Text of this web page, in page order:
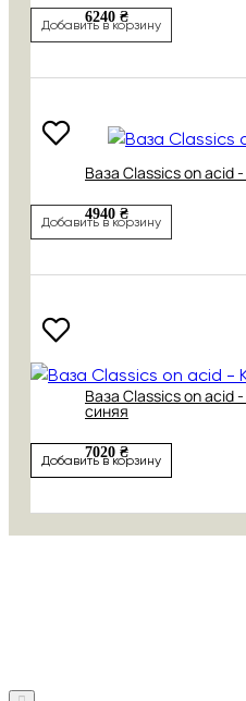
6240 ₴
Добавить в корзину
Ваза Classics on acid
4940 ₴
Добавить в корзину
Ваза Classics on acid
синяя
7020 ₴
Добавить в корзину